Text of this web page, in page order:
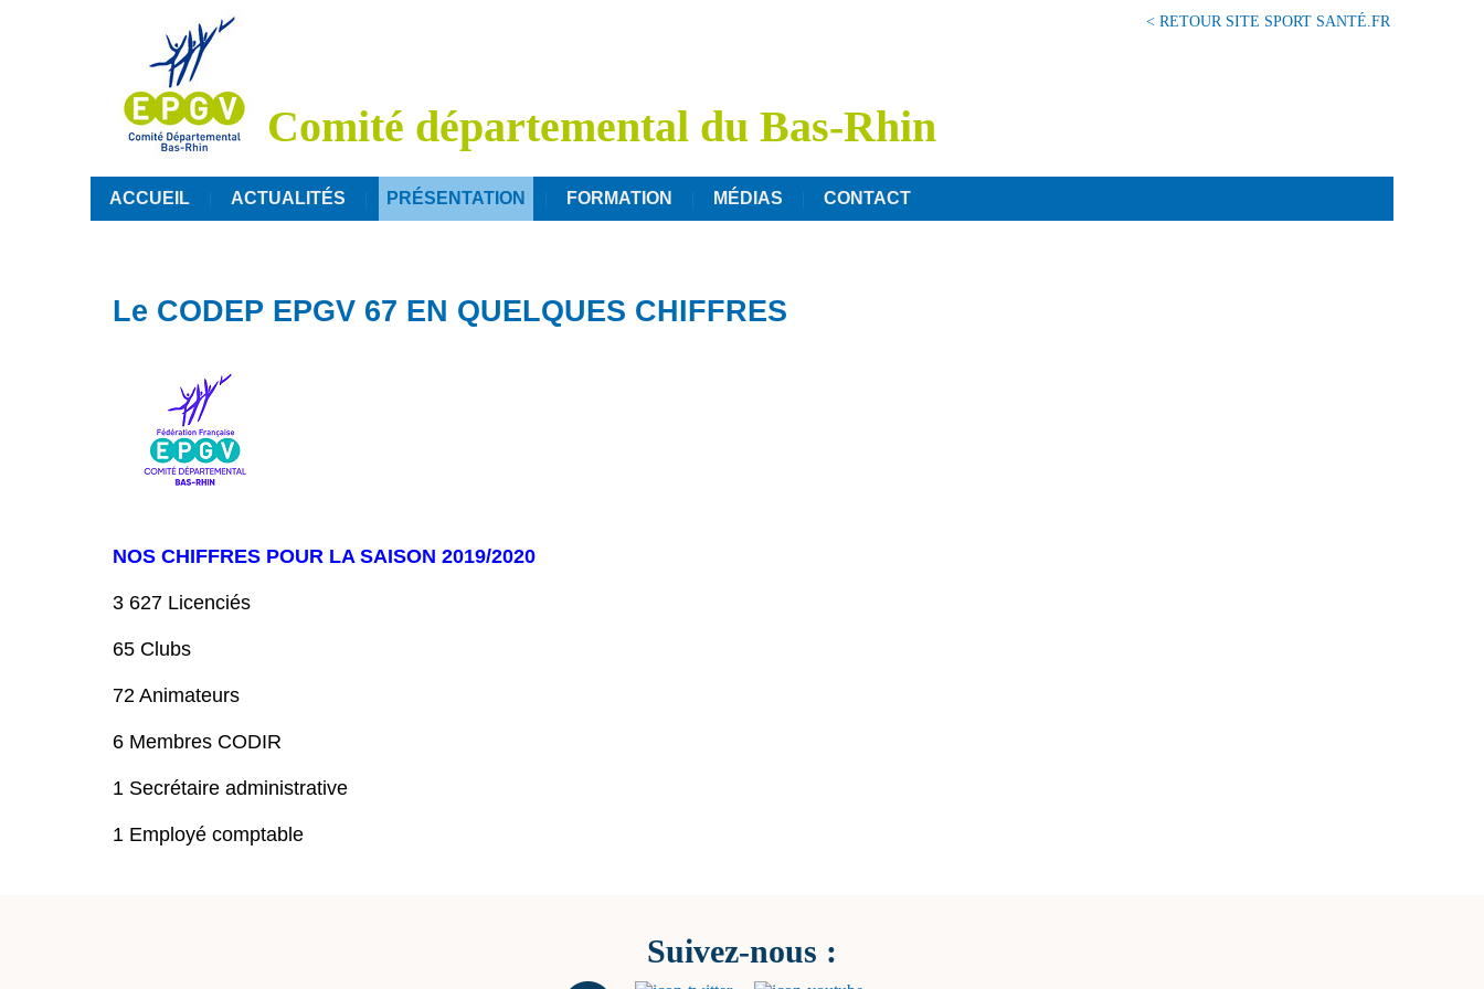
< RETOUR SITE SPORT SANTÉ.FR
Comité départemental du Bas-Rhin
ACCUEIL ACTUALITÉS PRÉSENTATION FORMATION MÉDIAS CONTACT
Le CODEP EPGV 67 EN QUELQUES CHIFFRES
NOS CHIFFRES POUR LA SAISON 2019/2020
3 627 Licenciés
65 Clubs
72 Animateurs
6 Membres CODIR
1 Secrétaire administrative
1 Employé comptable
Suivez-nous :